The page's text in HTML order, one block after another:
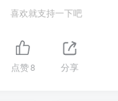
喜欢就支持一下吧
点赞8 分享